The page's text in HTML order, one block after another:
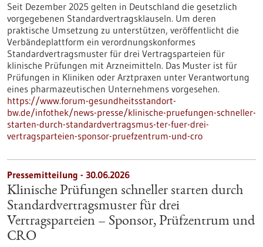
Seit Dezember 2025 gelten in Deutschland die gesetzlich
vorgegebenen Standardvertragsklauseln. Um deren
praktische Umsetzung zu unterstützen, veröffentlicht die
Verbändeplattform ein verordnungskonformes
Standardvertragsmuster für drei Vertragsparteien für
klinische Prüfungen mit Arzneimitteln. Das Muster ist für
Prüfungen in Kliniken oder Arztpraxen unter Verantwortung
eines pharmazeutischen Unternehmens vorgesehen.
https://www.forum-gesundheitsstandort-
bw.de/infothek/news-presse/klinische-pruefungen-schneller-
starten-durch-standardvertragsmus-ter-fuer-drei-
vertragsparteien-sponsor-pruefzentrum-und-cro
Pressemitteilung - 30.06.2026
Klinische Prüfungen schneller starten durch
Standardvertragsmuster für drei
Vertragsparteien – Sponsor, Prüfzentrum und
CRO